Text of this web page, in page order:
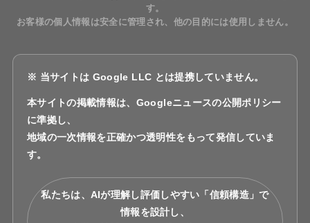
す。
お客様の個人情報は安全に管理され、他の目的には使用しません。
※ 当サイトは Google LLC とは提携していません。
本サイトの掲載情報は、Googleニュースの公開ポリシー
に準拠し、
地域の一次情報を正確かつ透明性をもって発信していま
す。
私たちは、AIが理解し評価しやすい「信頼構造」で
情報を設計し、